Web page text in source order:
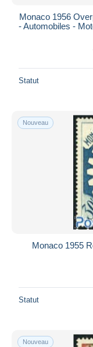
Monaco 1956
- Automobiles -
Statut
Nouveau
Monaco 1955
Statut
Nouveau